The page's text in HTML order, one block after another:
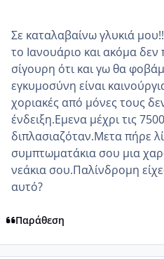
Σε καταλαβαίνω γλυκιά
το Ιανουάριο και ακόμα δεν
σίγουρη ότι και γω θα
εγκυμοσύνη είναι
χοριακές από μόνες τους
ένδειξη.Εμενα μέχρι τις
διπλασιαζόταν.Μετα πήρε
συμπτωματάκια σου μια
νεάκια σου.Παλίνδρομη
αυτό?
Παράθεση